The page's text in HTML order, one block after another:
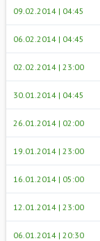
09.02.2014 | 04:45
06.02.2014 | 04:45
02.02.2014 | 23:00
30.01.2014 | 04:45
26.01.2014 | 02:00
19.01.2014 | 23:00
16.01.2014 | 05:00
12.01.2014 | 23:00
06.01.2014 | 20:30